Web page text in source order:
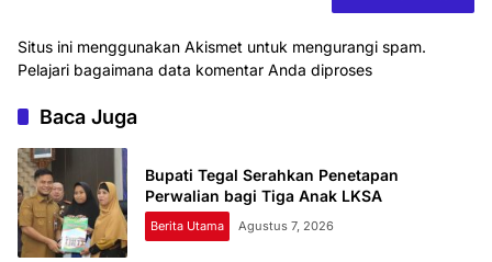
Situs ini menggunakan Akismet untuk mengurangi spam.
Pelajari bagaimana data komentar Anda diproses
Baca Juga
Bupati Tegal Serahkan Penetapan
Perwalian bagi Tiga Anak LKSA
Berita Utama Agustus 7, 2026